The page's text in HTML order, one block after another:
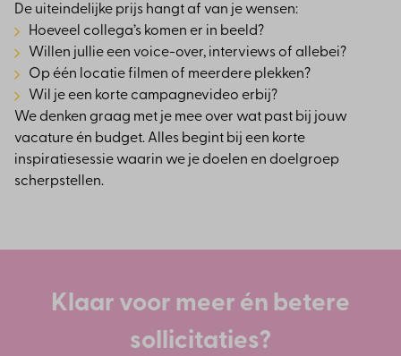
De uiteindelijke prijs hangt af van je wensen:
Hoeveel collega’s komen er in beeld?
Willen jullie een voice-over, interviews of allebei?
Op één locatie filmen of meerdere plekken?
Wil je een korte campagnevideo erbij?
We denken graag met je mee over wat past bij jouw
vacature én budget. Alles begint bij een korte
inspiratiesessie waarin we je doelen en doelgroep
scherpstellen.
Klaar voor meer én betere
sollicitaties?